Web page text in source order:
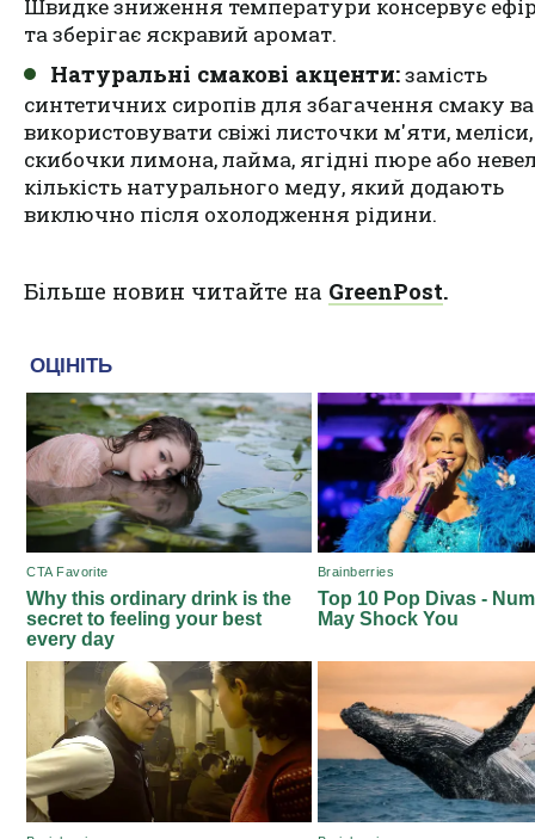
Швидке зниження температури консервує
та зберігає яскравий аромат.
Натуральні смакові акценти:замість
синтетичних сиропів для збагачення смаку
використовувати свіжі листочки м'яти, меліси,
скибочки лимона, лайма, ягідні пюре або
кількість натурального меду, який додають
виключно після охолодження рідини.
Більше новин читайте на GreenPost.